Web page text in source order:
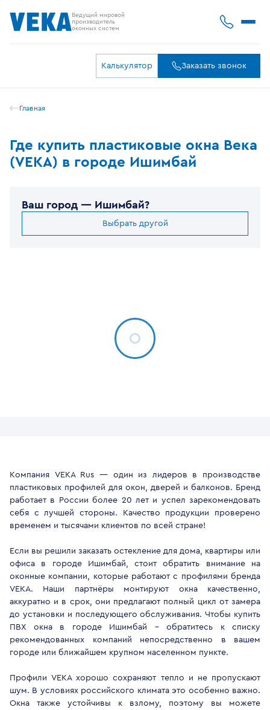
Ведущий мировой
производитель
оконных систем
Калькулятор Заказать звонок
Главная
Где купить пластиковые окна Века
(VEKA) в городе Ишимбай
Ваш город — Ишимбай?
Выбрать другой
Компания VEKA Rus — один из лидеров в производстве
пластиковых профилей для окон, дверей и балконов. Бренд
работает в России более 20 лет и успел зарекомендовать
себя с лучшей стороны. Качество продукции проверено
временем и тысячами клиентов по всей стране!
Если вы решили заказать остекление для дома, квартиры или
офиса в городе Ишимбай, стоит обратить внимание на
оконные компании, которые работают с профилями бренда
VEKA. Наши партнёры монтируют окна качественно,
аккуратно и в срок, они предлагают полный цикл от замера
до установки и последующего обслуживания. Чтобы купить
ПВХ окна в городе Ишимбай - обратитесь к списку
рекомендованных компаний непосредственно в вашем
городе или ближайшем крупном населенном пункте.
Профили VEKA хорошо сохраняют тепло и не пропускают
шум. В условиях российского климата это особенно важно.
Окна также устойчивы к взлому, поэтому вы можете